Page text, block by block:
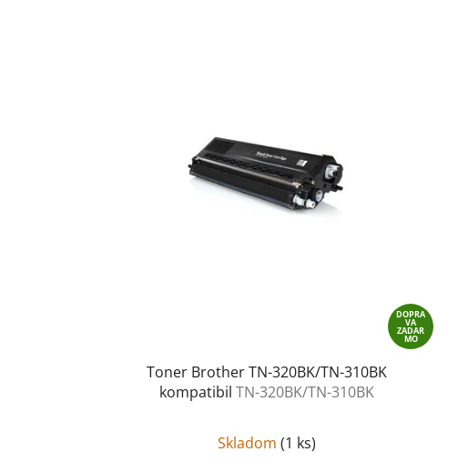
DOPRA
VA
ZADAR
MO
Toner Brother TN-320BK/TN-310BK
kompatibil TN-320BK/TN-310BK
Skladom (1 ks)